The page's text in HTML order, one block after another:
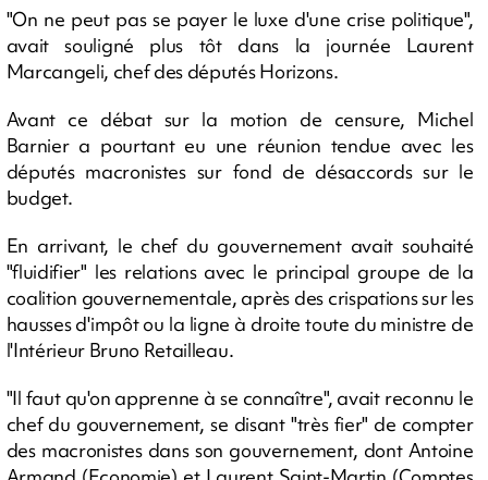
"On ne peut pas se payer le luxe d'une crise politique",
avait souligné plus tôt dans la journée Laurent
Marcangeli, chef des députés Horizons.
Avant ce débat sur la motion de censure, Michel
Barnier a pourtant eu une réunion tendue avec les
députés macronistes sur fond de désaccords sur le
budget.
En arrivant, le chef du gouvernement avait souhaité
"fluidifier" les relations avec le principal groupe de la
coalition gouvernementale, après des crispations sur les
hausses d'impôt ou la ligne à droite toute du ministre de
l'Intérieur Bruno Retailleau.
"Il faut qu'on apprenne à se connaître", avait reconnu le
chef du gouvernement, se disant "très fier" de compter
des macronistes dans son gouvernement, dont Antoine